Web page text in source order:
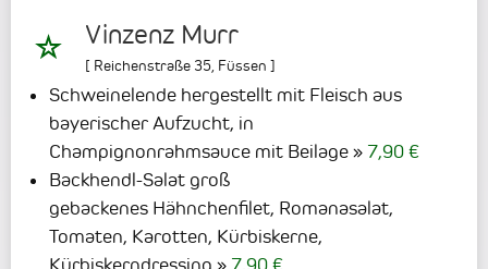
Vinzenz Murr
[ Reichenstraße 35 Füssen ]
Schweinelende hergestellt mit Fleisch aus
bayerischer Aufzucht, in
Champignonrahmsauce mit Beilage
7,90 €
Backhendl-Salat groß
gebackenes Hähnchenfilet, Romanasalat,
Tomaten, Karotten, Kürbiskerne,
Kürbiskerndressing
7,90 €